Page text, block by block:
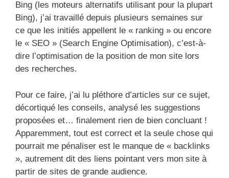
Bing (les moteurs alternatifs utilisant pour la plupart
Bing), j’ai travaillé depuis plusieurs semaines sur
ce que les initiés appellent le « ranking » ou encore
le « SEO » (Search Engine Optimisation), c’est-à-
dire l’optimisation de la position de mon site lors
des recherches.
Pour ce faire, j’ai lu pléthore d’articles sur ce sujet,
décortiqué les conseils, analysé les suggestions
proposées et… finalement rien de bien concluant !
Apparemment, tout est correct et la seule chose qui
pourrait me pénaliser est le manque de « backlinks
», autrement dit des liens pointant vers mon site à
partir de sites de grande audience.